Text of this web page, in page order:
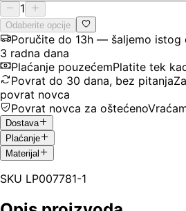
1
Odaberite opcije
Poručite do 13h — šaljemo istog
3 radna dana
Plaćanje pouzećemPlatite tek
Povrat do 30 dana, bez pitanja
povrat novca
Povrat novca za oštećeno
Dostava
Plaćanje
Materijal
SKU LP007781-1